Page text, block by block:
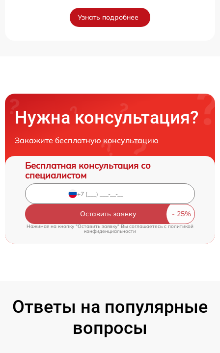
Узнать подробнее
Нужна консультация?
Закажите бесплатную консультацию
Бесплатная консультация со
специалистом
Оставить заявку
Нажимая на кнопку "Оставить заявку" Вы соглашаетесь cполитикой
конфиденциальности
Ответы на популярные
вопросы